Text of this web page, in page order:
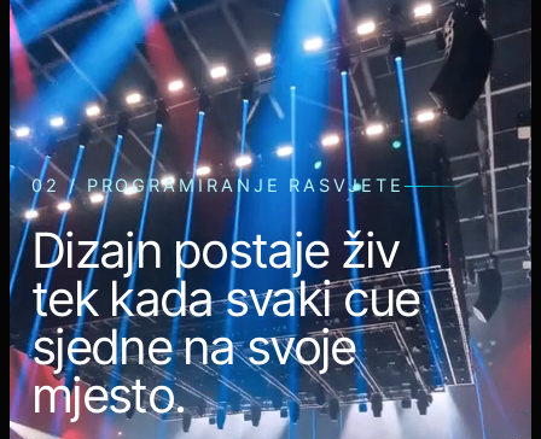
02 / PROGRAMIRANJE RASVJETE
Dizajn postaje živ
tek kada svaki cue
sjedne na svoje
mjesto.